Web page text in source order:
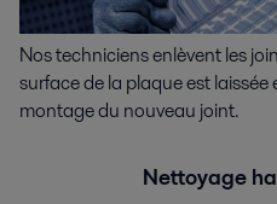
Nos techniciens enlèvent les
surface de la plaque est
montage du nouveau joint.
Nettoyage